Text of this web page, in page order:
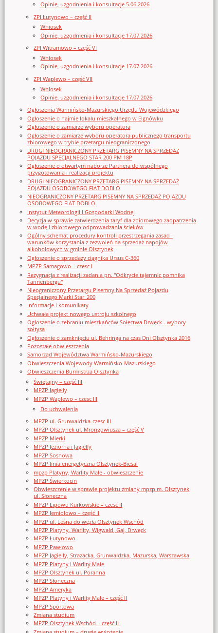
Opinie, uzgodnienia i konsultacje 5.06.2026
ZPI Łutynowo – część II
Wniosek
Opinie, uzgodnienia i konsultacje 17.07.2026
ZPI Witramowo – część VI
Wniosek
Opinie, uzgodnienia i konsultacje 17.07.2026
ZPI Waplewo – część VII
Wniosek
Opinie, uzgodnienia i konsultacje 17.07.2026
Ogłoszenia Warmińsko-Mazurskiego Urzędu Wojewódzkiego
Ogłoszenie o najmie lokalu mieszkalnego w Elgnówku
Ogłoszenie o zamiarze wyboru operatora
Ogłoszenie o zamiarze wyboru operatora publicznego transportu
zbiorowego w trybie przetargu nieograniczonego
DRUGI NIEOGRANICZONY PRZETARG PISEMNY NA SPRZEDAŻ
POJAZDU SPECJALNEGO STAR 200 PM 18P
Ogłoszenie o otwartym naborze Partnera do wspólnego
przygotowania i realizacji projektu
DRUGI NIEOGRANICZONY PRZETARG PISEMNY NA SPRZEDAŻ
POJAZDU OSOBOWEGO FIAT DOBLO
NIEOGRANICZONY PRZETARG PISEMNY NA SPRZEDAŻ POJAZDU
OSOBOWEGO FIAT DOBLO
Instytut Meteorologii i Gospodarki Wodnej
Decyzja w sprawie zatwierdzenia taryf dla zbiorowego zaopatrzenia
w wodę i zbiorowego odprowadzania ścieków
Ogólny schemat procedury kontroli przestrzegania zasad i
warunków korzystania z zezwoleń na sprzedaż napojów
alkoholowych w gminie Olsztynek
Ogłoszenie o sprzedaży ciągnika Ursus C-360
MPZP Samagowo – czesc I
Rezygnacja z realizacji zadania pn. "Odkrycie tajemnic pomnika
Tannenbergu"
Nieograniczony Przetargu Pisemny Na Sprzedaż Pojazdu
Specjalnego Marki Star_200
Informacje i komunikaty
Uchwała projekt nowego ustroju szkolnego
Ogłoszenie o zebraniu mieszkańców Sołectwa Drwęck - wybory
sołtysa
Ogłoszenie o zamknięciu ul. Behringa na czas Dni Olsztynka 2016
Pozostałe obwieszczenia
Samorząd Województwa Warmińsko-Mazurskiego
Obwieszczenia Wojewody Warmińsko-Mazurskiego
Obwieszczenia Burmistrza Olsztynka
Świętajny – część III
MPZP Jagiełły
MPZP Waplewo – czesc III
Do uchwalenia
MPZP ul. Grunwaldzka-czesc III
MPZP Olsztynek ul. Mrongowiusza – część V
MPZP Mierki
MPZP Jeziorna i Jagielly
MPZP Sosnowa
MPZP linia energetyczna Olsztynek-Biesal
mpzp Platyny, Warlity Małe - obwieszczenie
MPZP Świerkocin
Obwieszczenie w sprawie projektu zmiany mpzp m. Olsztynek
ul. Słoneczna
MPZP Lipowo Kurkowskie – czesc II
MPZP Jemiołowo – część II
MPZP ul. Leśna do węzła Olsztynek Wschód
MPZP Platyny, Warlity, Wigwałd, Gaj, Drwęck
MPZP Łutynowo
MPZP Pawłowo
MPZP Jagielly, Strazacka, Grunwaldzka, Mazurska, Warszawska
MPZP Platyny i Warlity Małe
MPZP Olsztynek ul. Poranna
MPZP Słoneczna
MPZP Ameryka
MPZP Platyny i Warlity Małe – część II
MPZP Sportowa
Zmiana studium
MPZP Olsztynek Wschód – część II